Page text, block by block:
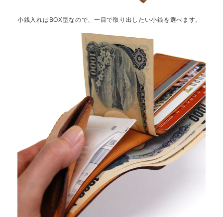
小銭入れはBOX型なので、一目で取り出したい小銭を選べます。